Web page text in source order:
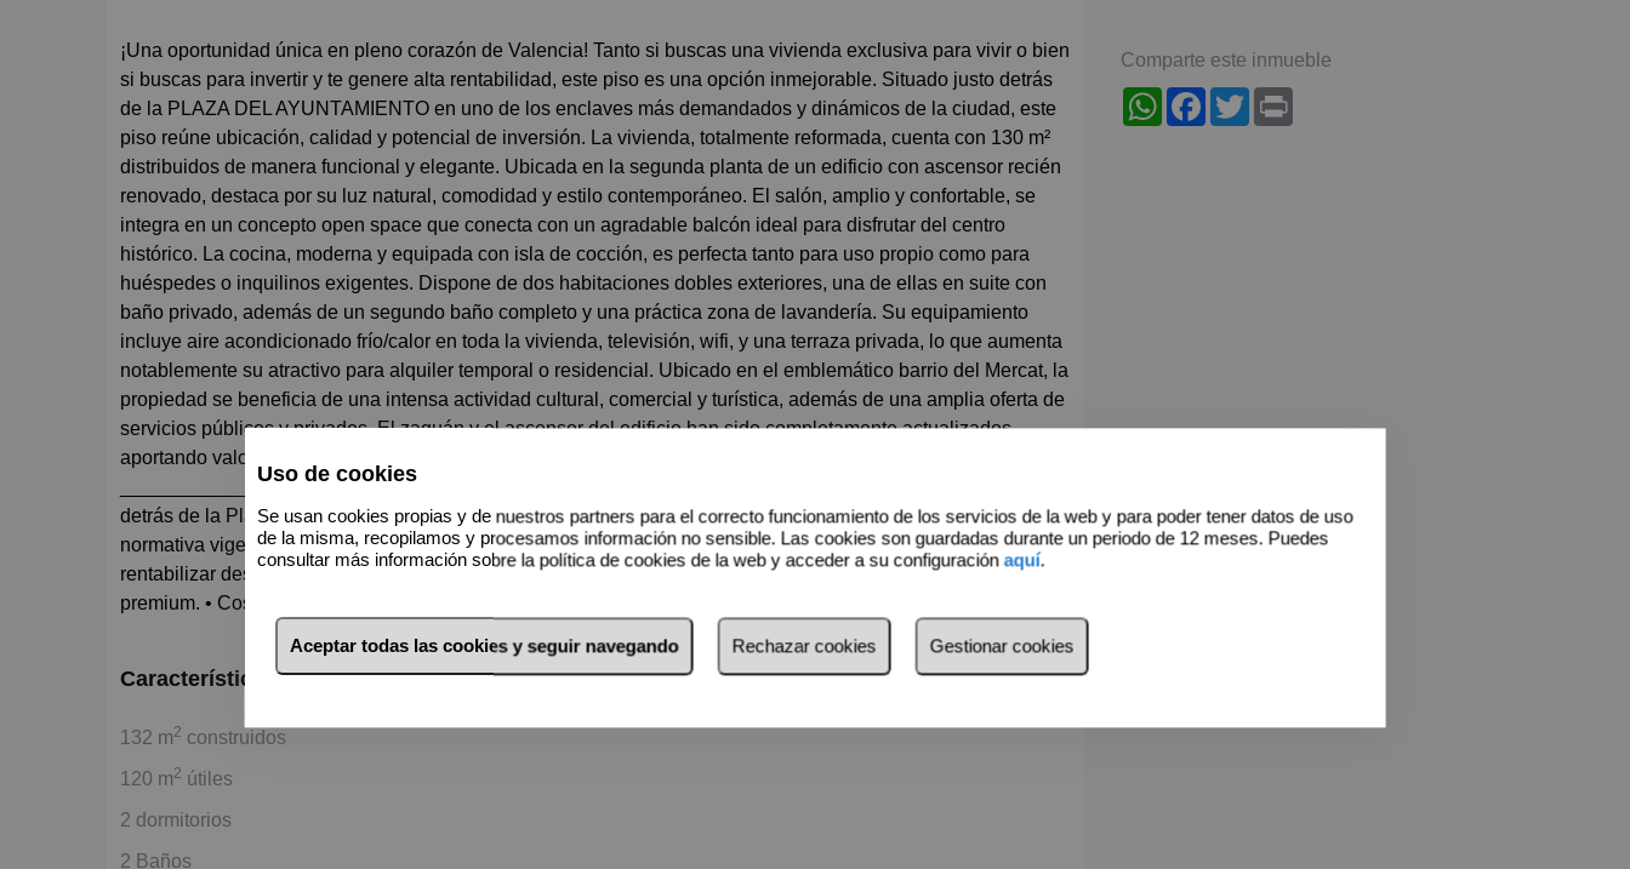
¡Una oportunidad única en pleno corazón de Valencia! Tanto si buscas una vivienda exclusiva para vivir o bien
si buscas para invertir y te genere alta rentabilidad, este piso es una opción inmejorable. Situado justo detrás
de la PLAZA DEL AYUNTAMIENTO en uno de los enclaves más demandados y dinámicos de la ciudad, este
piso reúne ubicación, calidad y potencial de inversión. La vivienda, totalmente reformada, cuenta con 130 m²
distribuidos de manera funcional y elegante. Ubicada en la segunda planta de un edificio con ascensor recién
renovado, destaca por su luz natural, comodidad y estilo contemporáneo. El salón, amplio y confortable, se
integra en un concepto open space que conecta con un agradable balcón ideal para disfrutar del centro
histórico. La cocina, moderna y equipada con isla de cocción, es perfecta tanto para uso propio como para
huéspedes o inquilinos exigentes. Dispone de dos habitaciones dobles exteriores, una de ellas en suite con
baño privado, además de un segundo baño completo y una práctica zona de lavandería. Su equipamiento
incluye aire acondicionado frío/calor en toda la vivienda, televisión, wifi, y una terraza privada, lo que aumenta
notablemente su atractivo para alquiler temporal o residencial. Ubicado en el emblemático barrio del Mercat, la
propiedad se beneficia de una intensa actividad cultural, comercial y turística, además de una amplia oferta de
servicios públicos y privados. El zaguán y el ascensor del edificio han sido completamente actualizados,
aportando valor añadido y mejor mantenimiento del inmueble.
________________________________________? Por qué es ideal para inversionistas• Ubicación prime:
detrás de la Plaza del Ayuntamiento, zona con elevada demanda en alquiler anual, temporal y turístico (según
normativa vigente). • Producto llave en mano: completamente reformado y amueblado, listo para ocupar o
rentabilizar desde el primer día. • Perfil de inquilino de calidad: profesionales, funcionarios, perfil turístico
premium. • Costes controlados: • IBI anual: 530 €• Gastos de com.
Características básicas
132 m2 construidos
120 m2 útiles
2 dormitorios
2 Baños
Comparte este inmueble
WhatsAppFacebook
Twitter
Uso de cookies
Se usan cookies propias y de nuestros partners para el correcto funcionamiento de los servicios de la web y para poder tener datos de uso
de la misma, recopilamos y procesamos información no sensible. Las cookies son guardadas durante un periodo de 12 meses. Puedes
consultar más información sobre la política de cookies de la web y acceder a su configuraciónaquí.
Aceptar todas las cookies y seguir navegando Rechazar cookies Gestionar cookies